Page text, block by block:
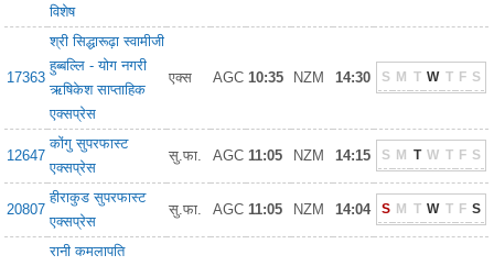
विशेष
17363
श्री सिद्धारूढ़ा स्वामीजी
हुब्बल्लि - योग नगरी
ऋषिकेश साप्ताहिक
एक्सप्रेस
एक्स AGC 10:35 NZM 14:30 S M T W T F S
12647
कोंगु सुपरफास्ट
एक्सप्रेस
सु.फा. AGC 11:05 NZM 14:15 S M T W T F S
20807
हीराकुड सुपरफास्ट
एक्सप्रेस
सु.फा. AGC 11:05 NZM 14:04 S M T W T F S
रानी कमलापति